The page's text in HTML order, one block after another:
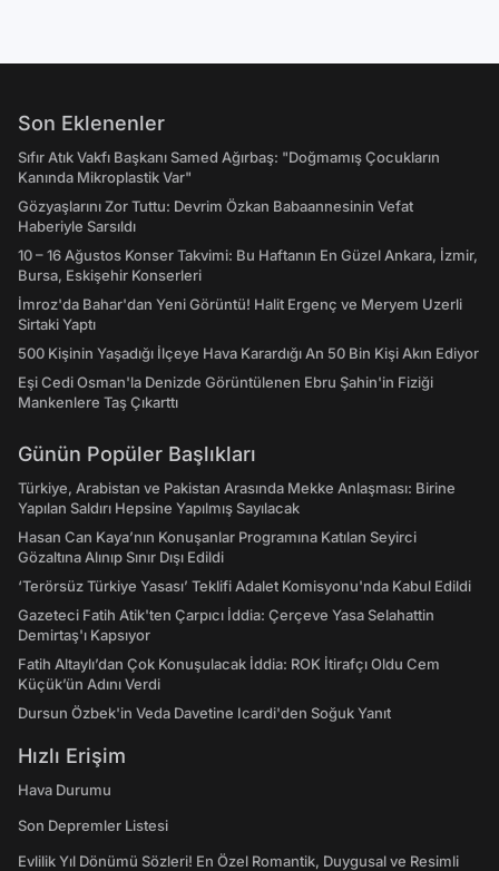
Son Eklenenler
Sıfır Atık Vakfı Başkanı Samed Ağırbaş: "Doğmamış Çocukların
Kanında Mikroplastik Var"
Gözyaşlarını Zor Tuttu: Devrim Özkan Babaannesinin Vefat
Haberiyle Sarsıldı
10 – 16 Ağustos Konser Takvimi: Bu Haftanın En Güzel Ankara, İzmir,
Bursa, Eskişehir Konserleri
İmroz'da Bahar'dan Yeni Görüntü! Halit Ergenç ve Meryem Uzerli
Sirtaki Yaptı
500 Kişinin Yaşadığı İlçeye Hava Karardığı An 50 Bin Kişi Akın Ediyor
Eşi Cedi Osman'la Denizde Görüntülenen Ebru Şahin'in Fiziği
Mankenlere Taş Çıkarttı
Günün Popüler Başlıkları
Türkiye, Arabistan ve Pakistan Arasında Mekke Anlaşması: Birine
Yapılan Saldırı Hepsine Yapılmış Sayılacak
Hasan Can Kaya’nın Konuşanlar Programına Katılan Seyirci
Gözaltına Alınıp Sınır Dışı Edildi
‘Terörsüz Türkiye Yasası’ Teklifi Adalet Komisyonu'nda Kabul Edildi
Gazeteci Fatih Atik'ten Çarpıcı İddia: Çerçeve Yasa Selahattin
Demirtaş'ı Kapsıyor
Fatih Altaylı’dan Çok Konuşulacak İddia: ROK İtirafçı Oldu Cem
Küçük’ün Adını Verdi
Dursun Özbek'in Veda Davetine Icardi'den Soğuk Yanıt
Hızlı Erişim
Hava Durumu
Son Depremler Listesi
Evlilik Yıl Dönümü Sözleri! En Özel Romantik, Duygusal ve Resimli